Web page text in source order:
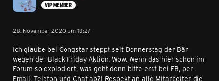
VIP MEMBER
28. November 2020 um 13:27
Ich glaube bei Congstar steppt seit Donnerstag der Bär
wegen der Black Friday Aktion. Wow. Wenn das hier schon im
Forum so explodiert, was geht denn bitte erst bei FB, per
Email, Telefon und Chat ab?! Respekt an alle Mitarbeiter die